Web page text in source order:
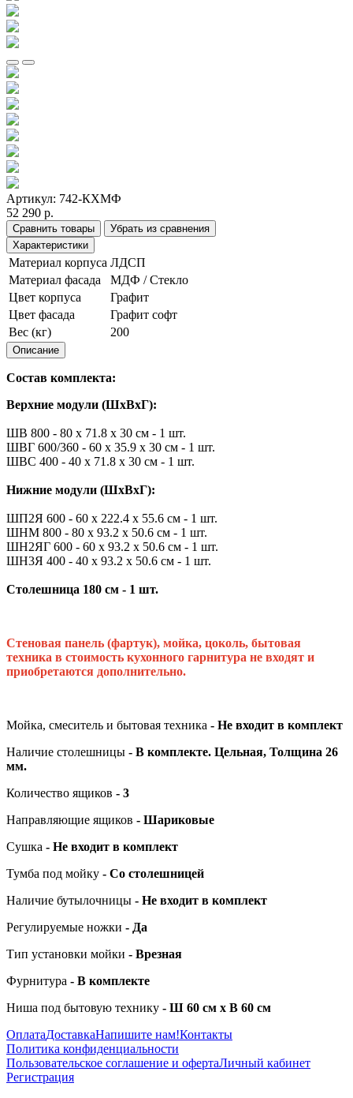
Артикул: 742-КХМФ
52 290 р.
Сравнить товары
Убрать из сравнения
Характеристики
Материал корпуса ЛДСП
Материал фасада
МДФ / Стекло
Цвет корпуса
Графит
Цвет фасада
Графит софт
Вес (кг)
200
Описание
Состав комплекта:
Верхние модули (ШхВхГ):
ШВ 800 - 80 х 71.8 х 30 см - 1 шт.
ШВГ 600/360 - 60 х 35.9 х 30 см - 1 шт.
ШВС 400 - 40 х 71.8 х 30 см - 1 шт.
Нижние модули (ШхВхГ):
ШП2Я 600 - 60 х 222.4 х 55.6 см - 1 шт.
ШНМ 800 - 80 х 93.2 х 50.6 см - 1 шт.
ШН2ЯГ 600 - 60 х 93.2 х 50.6 см - 1 шт.
ШН3Я 400 - 40 х 93.2 х 50.6 см - 1 шт.
Столешница 180 см - 1 шт.
Стеновая панель (фартук), мойка, цоколь, бытовая
техника в стоимость кухонного гарнитура не входят и
приобретаются дополнительно.
Мойка, смеситель и бытовая техника - Не входит в комплект
Наличие столешницы - В комплекте. Цельная, Толщина 26
мм.
Количество ящиков - 3
Направляющие ящиков - Шариковые
Сушка - Не входит в комплект
Тумба под мойку - Со столешницей
Наличие бутылочницы - Не входит в комплект
Регулируемые ножки - Да
Тип установки мойки - Врезная
Фурнитура - В комплекте
Ниша под бытовую технику - Ш 60 см x В 60 см
ОплатаДоставкаНапишите нам!Контакты
Политика конфиденциальности
Пользовательское соглашение и офертаЛичный кабинет
Регистрация